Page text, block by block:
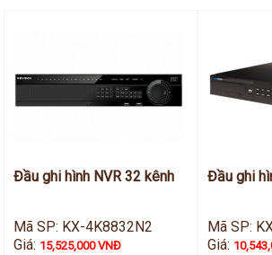
Đầu ghi hình NVR 32 kênh
Mã SP: KX-4K8832N2
Giá: 15,525,000 VNĐ
Đầu ghi
Mã SP:
Giá: